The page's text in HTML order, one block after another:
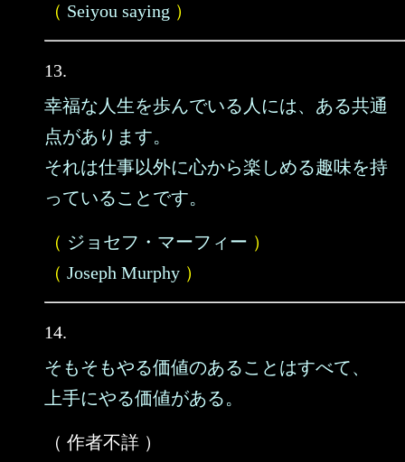
（ Seiyou saying ）
13.
幸福な人生を歩んでいる人には、ある共通
点があります。
それは仕事以外に心から楽しめる趣味を持
っていることです。
（ ジョセフ・マーフィー ）
（ Joseph Murphy ）
14.
そもそもやる価値のあることはすべて、
上手にやる価値がある。
（ 作者不詳 ）